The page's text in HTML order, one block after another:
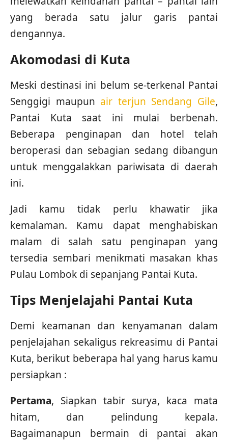
yang berada satu jalur garis pantai
dengannya.
Akomodasi di Kuta
Meski destinasi ini belum se-terkenal Pantai
Senggigi maupun air terjun Sendang Gile,
Pantai Kuta saat ini mulai berbenah.
Beberapa penginapan dan hotel telah
beroperasi dan sebagian sedang dibangun
untuk menggalakkan pariwisata di daerah
ini.
Jadi kamu tidak perlu khawatir jika
kemalaman. Kamu dapat menghabiskan
malam di salah satu penginapan yang
tersedia sembari menikmati masakan khas
Pulau Lombok di sepanjang Pantai Kuta.
Tips Menjelajahi Pantai Kuta
Demi keamanan dan kenyamanan dalam
penjelajahan sekaligus rekreasimu di Pantai
Kuta, berikut beberapa hal yang harus kamu
persiapkan :
Pertama, Siapkan tabir surya, kaca mata
hitam, dan pelindung kepala.
Bagaimanapun bermain di pantai akan